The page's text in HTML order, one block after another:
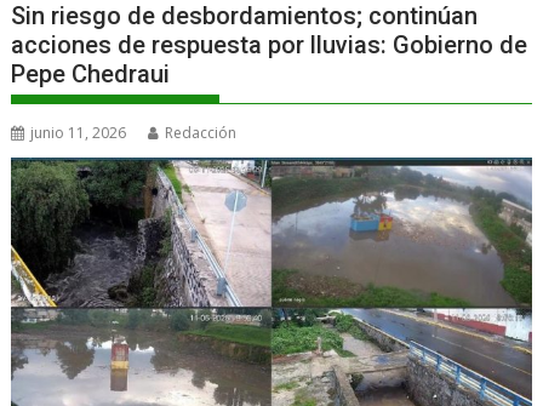
Sin riesgo de desbordamientos; continúan
acciones de respuesta por lluvias: Gobierno de
Pepe Chedraui
junio 11, 2026 Redacción